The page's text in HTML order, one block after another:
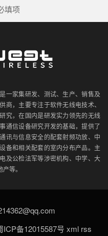
填项
一家集研发、测试、生产、销售及
商，主要专注于软件无线电技术、
究，在国内是研发实力领先的无线
通信设备研究开发的基础，提供了
讯与信息安全的配套射频功放、中
备和相关配套的室内分布产品。主
及公检法军等涉密机构、中学、大
等。
ICP备12015587号 xml rss